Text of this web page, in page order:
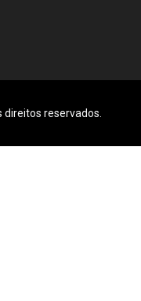
reservados.